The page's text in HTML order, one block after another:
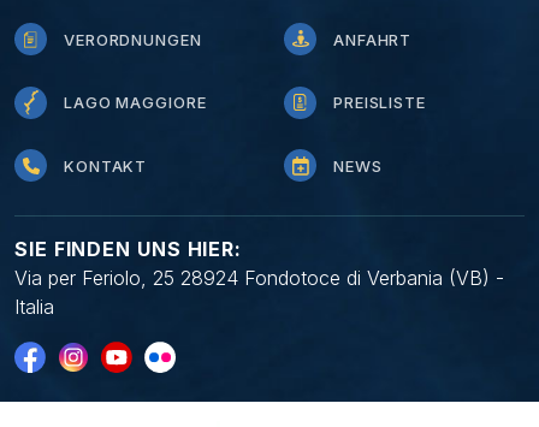
VERORDNUNGEN ANFAHRT
LAGO MAGGIORE PREISLISTE
KONTAKT NEWS
SIE FINDEN UNS HIER:
Via per Feriolo, 25 28924 Fondotoce di Verbania (VB) -
Italia